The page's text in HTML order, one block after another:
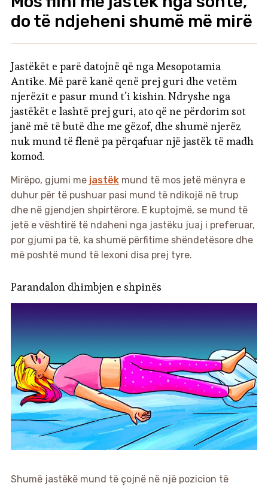
do të ndjeheni shumë më mirë
Jastëkët e parë datojnë që nga Mesopotamia
Antike. Më parë kanë qenë prej guri dhe vetëm
njerëzit e pasur mund t’i kishin. Ndryshe nga
jastëkët e lashtë prej guri, ato që ne përdorim sot
janë më të butë dhe me gëzof, dhe shumë njerëz
nuk mund të flenë pa përqafuar një jastëk të madh
komod.
Mirëpo, gjumi me jastëkmund të mos jetë mënyra e
duhur për të pushuar pasi mund të ndikojë në trup
dhe në gjendjen shpirtërore. E kuptojmë, se mund të
jetë e vështirë të ndaheni nga jastëku juaj i preferuar,
por gjumi pa të, ka shumë përfitime shëndetësore dhe
më poshtë mund të lexoni disa prej tyre.
Parandalon dhimbjen e shpinës
Shumë jastëkë mund të çojnë në një pozicion të